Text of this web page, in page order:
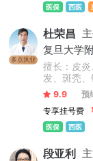
医保 西医
多点执业
杜荣昌
复旦大学
擅长：皮
发、斑秃
瘢痕疙瘩
疹、老年
肤病和疑难
9.9 预
专享挂号费
医保 西医
段亚利